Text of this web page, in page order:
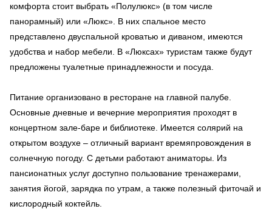
комфорта стоит выбрать «Полулюкс» (в том числе
панорамный) или «Люкс». В них спальное место
представлено двуспальной кроватью и диваном, имеются
удобства и набор мебели. В «Люксах» туристам также будут
предложены туалетные принадлежности и посуда.
Питание организовано в ресторане на главной палубе.
Основные дневные и вечерние мероприятия проходят в
концертном зале-баре и библиотеке. Имеется солярий на
открытом воздухе – отличный вариант времяпровождения в
солнечную погоду. С детьми работают аниматоры. Из
пансионатных услуг доступно пользование тренажерами,
занятия йогой, зарядка по утрам, а также полезный фиточай и
кислородный коктейль.